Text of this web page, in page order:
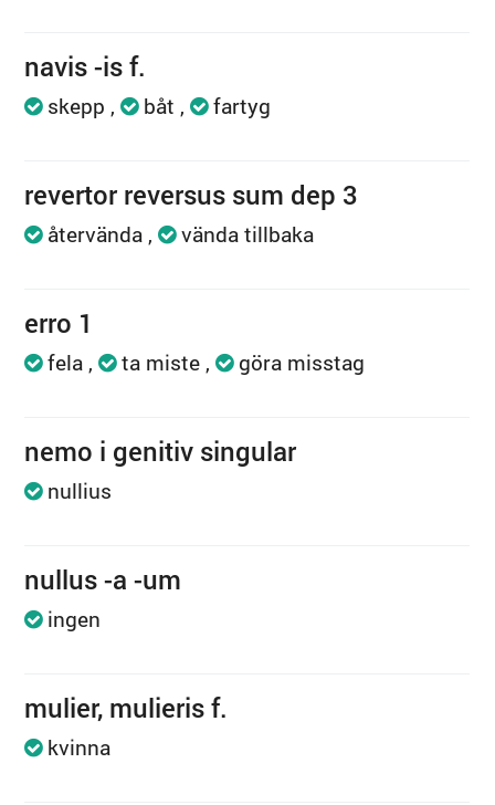
navis -is f.
skepp båt fartyg
revertor reversus sum dep 3
återvända vända tillbaka
erro 1
fela ta miste göra misstag
nemo i genitiv singular
nullius
nullus -a -um
ingen
mulier, mulieris f.
kvinna